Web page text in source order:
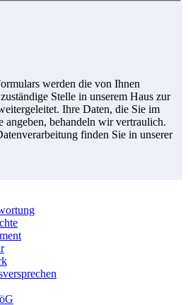
werden die von Ihnen
Stelle in unserem Haus zur
Ihre Daten, die Sie im
angeben, behandeln wir vertraulich.
finden Sie in unserer